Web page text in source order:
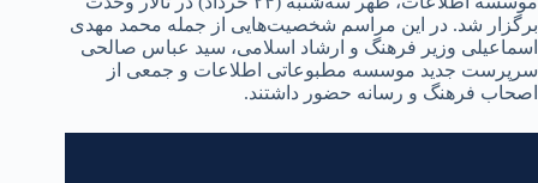
برگزار شد. در این مراسم شخصیت‌هایی از جمله محمد مهدی
اسماعیلی وزیر فرهنگ و ارشاد اسلامی، سید عباس صالحی
سرپرست جدید موسسه مطبوعاتی اطلاعات و جمعی از
اصحاب فرهنگ و رسانه حضور داشتند.